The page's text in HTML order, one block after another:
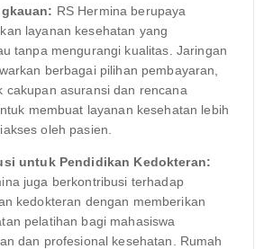
RS Hermina berupaya
layanan kesehatan yang
tanpa mengurangi kualitas. Jaringan
berbagai pilihan pembayaran,
cakupan asuransi dan rencana
membuat layanan kesehatan lebih
oleh pasien.
untuk Pendidikan Kedokteran:
juga berkontribusi terhadap
kedokteran dengan memberikan
pelatihan bagi mahasiswa
dan profesional kesehatan. Rumah